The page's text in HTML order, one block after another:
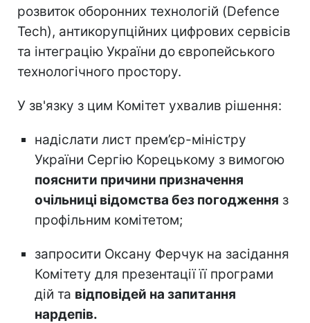
розвиток оборонних технологій (Defence
Tech), антикорупційних цифрових сервісів
та інтеграцію України до європейського
технологічного простору.
У зв'язку з цим Комітет ухвалив рішення:
надіслати лист прем’єр-міністру
України Сергію Корецькому з вимогою
пояснити причини призначення
очільниці відомства без погодження з
профільним комітетом;
запросити Оксану Ферчук на засідання
Комітету для презентації її програми
дій та відповідей на запитання
нардепів.